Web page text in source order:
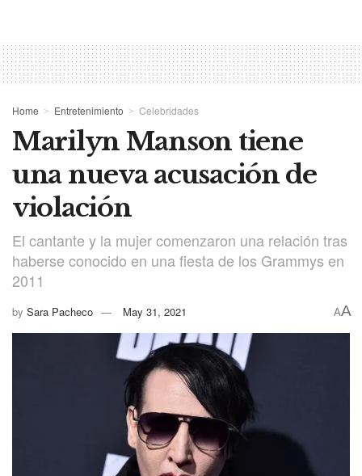
Home Entretenimiento Celebridades
Marilyn Manson tiene
una nueva acusación de
violación
El cantante y la mujer comenzaron una relación tras
haberse conocido en una fiesta de los Grammys en
2011
by Sara Pacheco May 31, 2021 AA